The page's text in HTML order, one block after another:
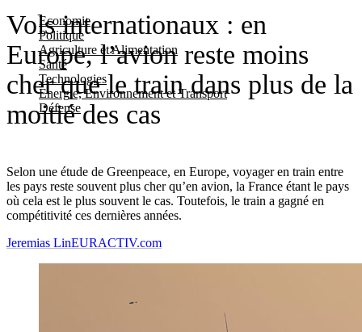
Economie
Politique
Agriculture et Alimentation
Santé
Technologies
Energie, Environnement et Transport
Défense
Vols internationaux : en
Europe, l’avion reste moins
cher que le train dans plus de la
moitié des cas
Selon une étude de Greenpeace, en Europe, voyager en train entre
les pays reste souvent plus cher qu’en avion, la France étant le pays
où cela est le plus souvent le cas. Toutefois, le train a gagné en
compétitivité ces dernières années.
Jeremias LinEURACTIV.com